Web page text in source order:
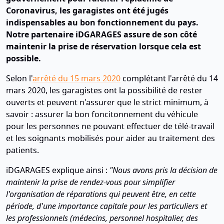
Coronavirus, les garagistes ont été jugés
indispensables au bon fonctionnement du pays.
Notre partenaire iDGARAGES assure de son côté
maintenir la prise de réservation lorsque cela est
possible.
Selon l'arrêté du 15 mars 2020complétant l'arrêté du 14
mars 2020, les garagistes ont la possibilité de rester
ouverts et peuvent n'assurer que le strict minimum, à
savoir : assurer la bon foncitonnement du véhicule
pour les personnes ne pouvant effectuer de télé-travail
et les soignants mobilisés pour aider au traitement des
patients.
iDGARAGES explique ainsi : "Nous avons pris la décision de
maintenir la prise de rendez-vous pour simplifier
l'organisation de réparations qui peuvent être, en cette
période, d'une importance capitale pour les particuliers et
les professionnels (médecins, personnel hospitalier, des